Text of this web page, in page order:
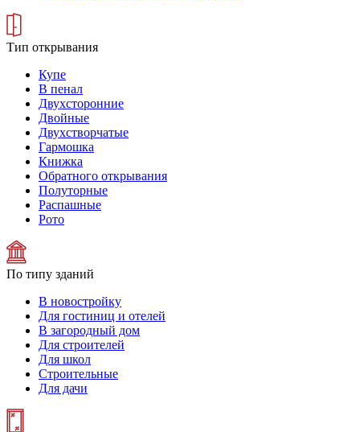
Тип открывания
Купе
В пенал
Двухсторонние
Двойные
Двухстворчатые
Гармошка
Книжка
Обратного открывания
Полуторные
Распашные
Рото
По типу зданий
В новостройку
Для гостиниц и отелей
В загородный дом
Для строителей
Для школ
Строительные
Для дачи